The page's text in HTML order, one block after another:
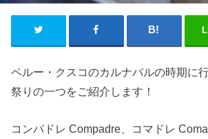
ペルー・クスコのカルナバルの時期に
祭りの一つをご紹介します！
コンパドレ Compadre、コマドレ